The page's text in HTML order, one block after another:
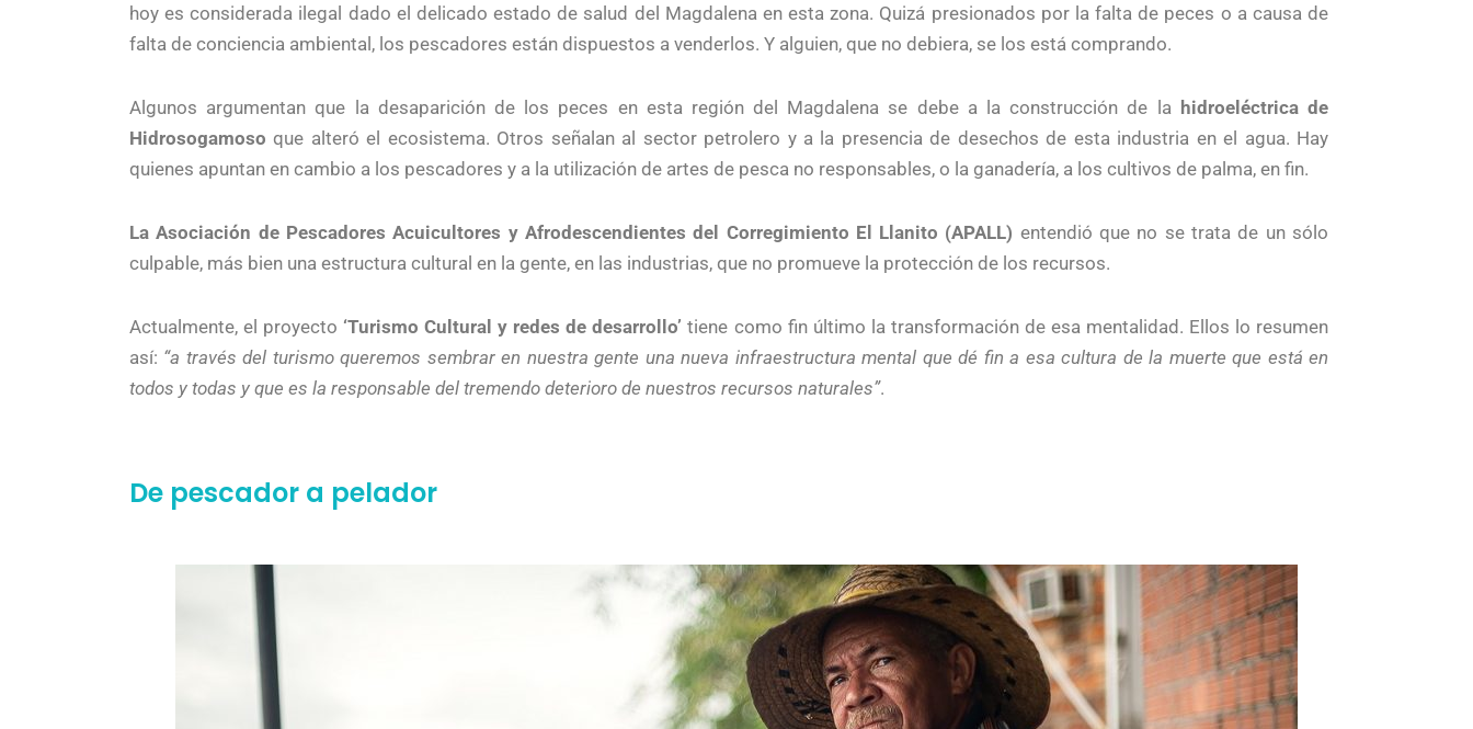
hoy es considerada ilegal dado el delicado estado de salud del Magdalena en esta zona. Quizá presionados por la falta de peces o a causa de
falta de conciencia ambiental, los pescadores están dispuestos a venderlos. Y alguien, que no debiera, se los está comprando.
Algunos argumentan que la desaparición de los peces en esta región del Magdalena se debe a la construcción de la hidroeléctrica de
Hidrosogamoso que alteró el ecosistema. Otros señalan al sector petrolero y a la presencia de desechos de esta industria en el agua. Hay
quienes apuntan en cambio a los pescadores y a la utilización de artes de pesca no responsables, o la ganadería, a los cultivos de palma, en fin.
La Asociación de Pescadores Acuicultores y Afrodescendientes del Corregimiento El Llanito (APALL) entendió que no se trata de un sólo
culpable, más bien una estructura cultural en la gente, en las industrias, que no promueve la protección de los recursos.
Actualmente, el proyecto ‘Turismo Cultural y redes de desarrollo’ tiene como fin último la transformación de esa mentalidad. Ellos lo resumen
así: “a través del turismo queremos sembrar en nuestra gente una nueva infraestructura mental que dé fin a esa cultura de la muerte que está en
todos y todas y que es la responsable del tremendo deterioro de nuestros recursos naturales”.
De pescador a pelador